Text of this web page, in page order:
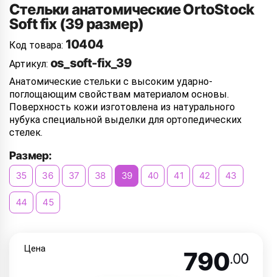
Стельки анатомические OrtoStock
Soft fix (39 размер)
Код товара: 10404
Артикул: os_soft-fix_39
Анатомические стельки с высоким ударно-
поглощающим свойствам материалом основы.
Поверхность кожи изготовлена из натурального
нубука специальной выделки для ортопедических
стелек.
Размер:
35 36 37 38 39 40 41 42 43
44 45
Цена 790.00